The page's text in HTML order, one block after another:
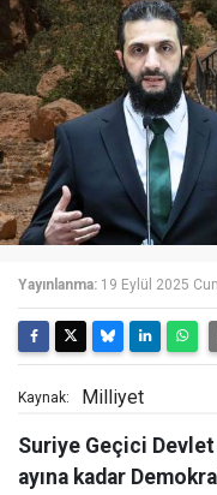
Yayınlanma: 19 Eylül 2025
Kaynak: Milliyet
Suriye Geçici Devlet
ayına kadar